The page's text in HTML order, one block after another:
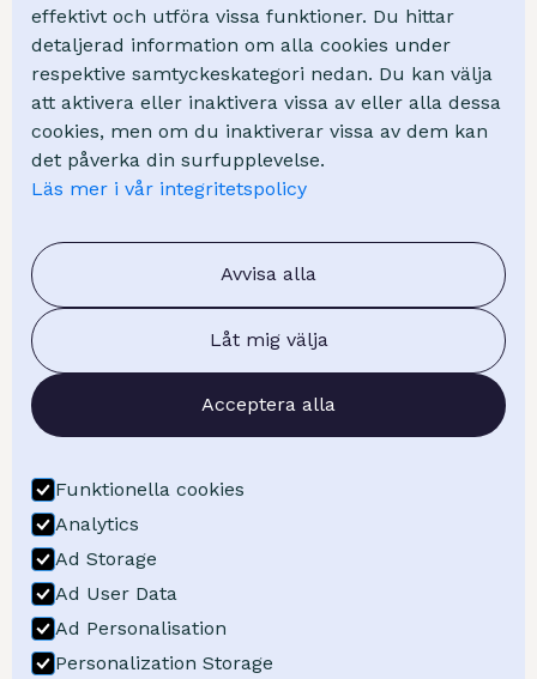
NCC
Swep
Mölndal Energi
Kunskap
Kurser
FAQ - Vanliga frågor
Blogg
Om oss
Om Visuell Planering
Kontakt
Boka demo
Få offert
Följ oss på LinkedIn
Följ oss på YouTube
effektivt och utföra vissa funktioner. Du hittar
detaljerad information om alla cookies under
respektive samtyckeskategori nedan. Du kan välja
att aktivera eller inaktivera vissa av eller alla dessa
cookies, men om du inaktiverar vissa av dem kan
det påverka din surfupplevelse.
Läs mer i vår integritetspolicy
Avvisa alla
Låt mig välja
Acceptera alla
Funktionella cookies
Analytics
Ad Storage
Ad User Data
Ad Personalisation
Personalization Storage